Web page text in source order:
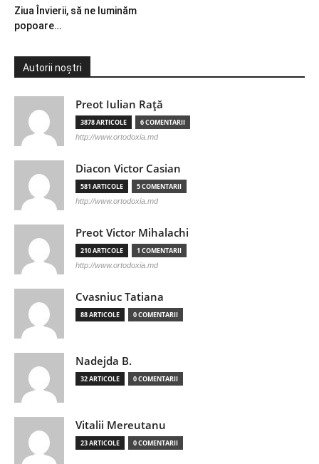
Ziua Învierii, să ne luminăm
popoare…
Autorii noștri
Preot Iulian Raţă
3878 ARTICOLE 6 COMENTARII
http://www.ortodoxia.md
Diacon Victor Casian
581 ARTICOLE 5 COMENTARII
http://www.ortodoxia.md
Preot Victor Mihalachi
210 ARTICOLE 1 COMENTARII
http://www.ortodoxia.md
Cvasniuc Tatiana
88 ARTICOLE 0 COMENTARII
Nadejda B.
32 ARTICOLE 0 COMENTARII
Vitalii Mereutanu
23 ARTICOLE 0 COMENTARII